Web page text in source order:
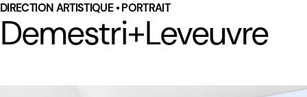
DIRECTION ARTISTIQUE • PORTRAIT
Demestri+Leveuvre